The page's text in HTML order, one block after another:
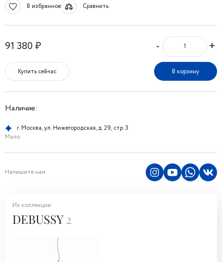
В избранное Сравнить
91 380 ₽ - +
Купить сейчас В корзину
Наличие:
г. Москва, ул. Нижегородская, д. 29, стр. 3
Мало
Напишите нам
Из коллекции
DEBUSSY2